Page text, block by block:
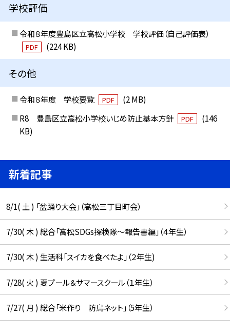
学校評価
令和８年度豊島区立高松小学校 学校評価（自己評価表）
PDF (224 KB)
その他
令和８年度 学校要覧 PDF
(2 MB)
R8 豊島区立高松小学校いじめ防止基本方針
PDF
(146
KB)
新着記事
8/1( 土 ) 「盆踊り大会」（高松三丁目町会）
7/30( 木 ) 総合「高松SDGs探検隊〜報告書編」（４年生）
7/30( 木 ) 生活科「スイカを食べたよ」（２年生)
7/28( 火 ) 夏プール＆サマースクール（１年生）
7/27( 月 ) 総合「米作り 防鳥ネット」（5年生）